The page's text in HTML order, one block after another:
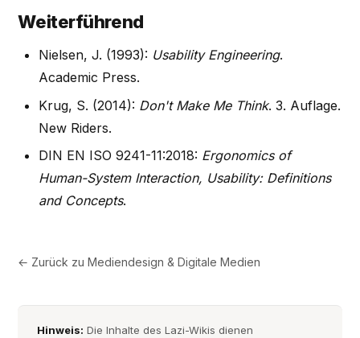
Weiterführend
Nielsen, J. (1993): Usability Engineering.
Academic Press.
Krug, S. (2014): Don't Make Me Think. 3. Auflage.
New Riders.
DIN EN ISO 9241-11:2018: Ergonomics of
Human-System Interaction, Usability: Definitions
and Concepts.
← Zurück zuMediendesign & Digitale Medien
Hinweis: Die Inhalte des Lazi-Wikis dienen